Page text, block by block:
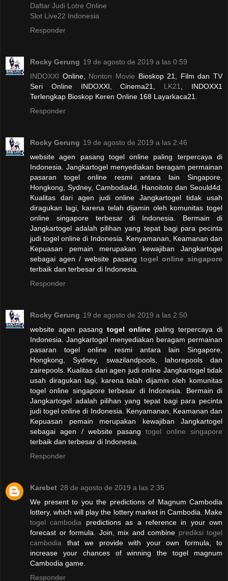
Daftar Judi Lotre Online
Slot Live22 Indonesia
Responder
Rocky Gerung 19 de agosto de 2019 a las 0:59
INDOXXI Online, Nonton Movie Bioskop 21, Film dan TV
Seri Online INDOXXI, Cinema21, LK21, INDOXX1
Terlengkap Bioskop Keren Online 168 Layarkaca21.
Responder
Rocky Gerung 19 de agosto de 2019 a las 2:46
website agen pasang togel online paling terpercaya di
Indonesia. Jangkartogel menyediakan beragam permainan
pasaran togel online resmi antara lain Singapore,
Hongkong, Sydney, Cambodia4d, Hanoitoto dan Seould4d.
Kualitas dari agen judi online Jangkartogel tidak usah
diragukan lagi, karena telah dijamin oleh komunitas togel
online singapore terbesar di Indonesia. Bermain di
Jangkartogel adalah pilihan yang tepat bagi para pecinta
judi togel online di Indonesia. Kenyamanan, Keamanan dan
Kepuasan pemain merupakan kewajiban Jangkartogel
sebagai agen / website pasang togel online singapore
terbaik dan terbesar di Indonesia.
Responder
Rocky Gerung 19 de agosto de 2019 a las 2:50
website agen pasang togel online paling terpercaya di
Indonesia. Jangkartogel menyediakan beragam permainan
pasaran togel online resmi antara lain Singapore,
Hongkong, Sydney, swazilandpools, lahorepools dan
zairepools. Kualitas dari agen judi online Jangkartogel tidak
usah diragukan lagi, karena telah dijamin oleh komunitas
togel online singapore terbesar di Indonesia. Bermain di
Jangkartogel adalah pilihan yang tepat bagi para pecinta
judi togel online di Indonesia. Kenyamanan, Keamanan dan
Kepuasan pemain merupakan kewajiban Jangkartogel
sebagai agen / website pasangtogel online singapore
terbaik dan terbesar di Indonesia.
Responder
Karebet 28 de agosto de 2019 a las 2:35
We present to you the predictions of Magnum Cambodia
lottery, which will play the lottery market in Cambodia. Make
togel cambodia predictions as a reference in your own
forecast or formula. Join, mix and combine prediksi togel
cambodia that we provide with your own formula, to
increase your chances of winning the togel magnum
Cambodia game.
Responder